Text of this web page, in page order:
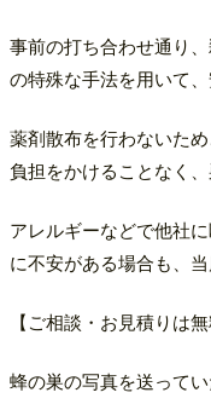
事前の打ち合わせ通り
の特殊な手法を用いて
薬剤散布を行わないた
負担をかけることなく
アレルギーなどで他社
に不安がある場合も、
【ご相談・お見積りは
蜂の巣の写真を送って